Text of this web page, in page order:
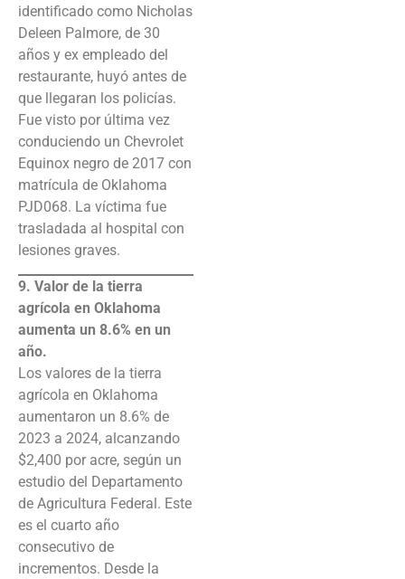
identificado como Nicholas
Deleen Palmore, de 30
años y ex empleado del
restaurante, huyó antes de
que llegaran los policías.
Fue visto por última vez
conduciendo un Chevrolet
Equinox negro de 2017 con
matrícula de Oklahoma
PJD068. La víctima fue
trasladada al hospital con
lesiones graves.
9. Valor de la tierra
agrícola en Oklahoma
aumenta un 8.6% en un
año.
Los valores de la tierra
agrícola en Oklahoma
aumentaron un 8.6% de
2023 a 2024, alcanzando
$2,400 por acre, según un
estudio del Departamento
de Agricultura Federal. Este
es el cuarto año
consecutivo de
incrementos. Desde la